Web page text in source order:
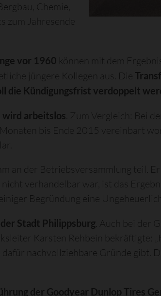
Chemie,
zum Jahresende
vor 1960 können mit dem
jüngere Kollegen aus. Die
die Kündigungsfrist verdoppelt
wird arbeitslos . Zum Vergleich: Bei
bis Ende 2015 vereinbart
an der Betriebsversammlung teil.
verhandelbar war, ist das
Begründung eine
Stadt Philippsburg. Auch bei der
Karsten Rehbein bekräftigte:
nachvollziehbare Gründe gibt.
der Goodyear Dunlop Tires